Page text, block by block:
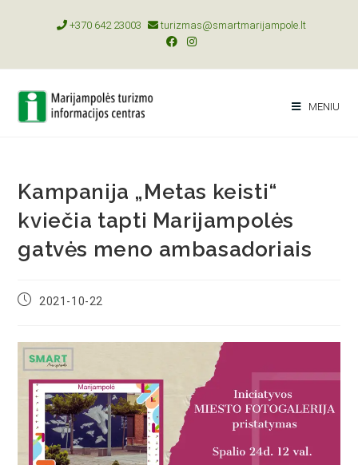
+370 642 23003 turizmas@smartmarijampole.lt
MENIU
Kampanija „Metas keisti“
kviečia tapti Marijampolės
gatvės meno ambasadoriais
2021-10-22